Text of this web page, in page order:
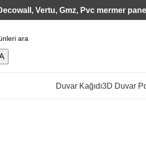
Vertu, Gmz, Pvc mermer
Duvar Kağıdı3D Duvar